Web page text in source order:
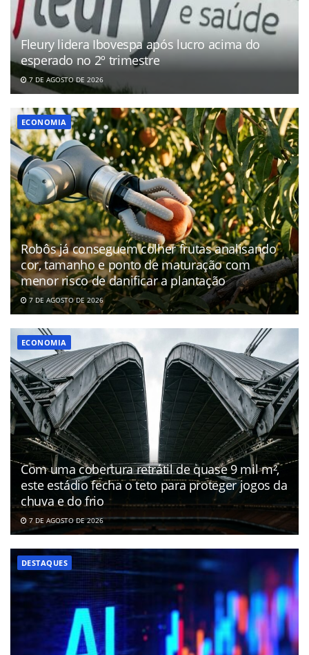
Fleury lidera Ibovespa após lucro acima do
esperado no 2º trimestre
7 DE AGOSTO DE 2026
ECONOMIA
Robôs já conseguem colher frutas analisando
cor, tamanho e ponto de maturação com
menor risco de danificar a plantação
7 DE AGOSTO DE 2026
ECONOMIA
Com uma cobertura retrátil de quase 9 mil m²,
este estádio fecha o teto para proteger jogos da
chuva e do frio
7 DE AGOSTO DE 2026
DESTAQUES